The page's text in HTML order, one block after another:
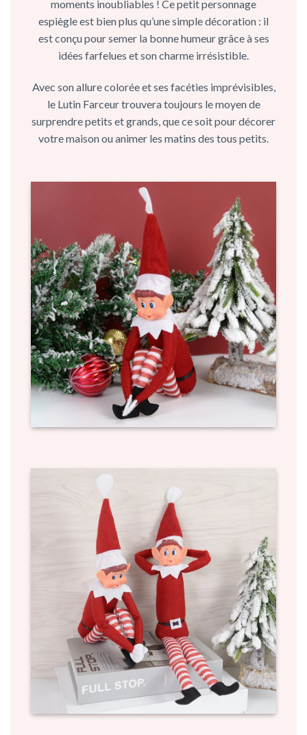
moments inoubliables ! Ce petit personnage
espiègle est bien plus qu’une simple décoration : il
est conçu pour semer la bonne humeur grâce à ses
idées farfelues et son charme irrésistible.
Avec son allure colorée et ses facéties imprévisibles,
le Lutin Farceur trouvera toujours le moyen de
surprendre petits et grands, que ce soit pour décorer
votre maison ou animer les matins des tous petits.